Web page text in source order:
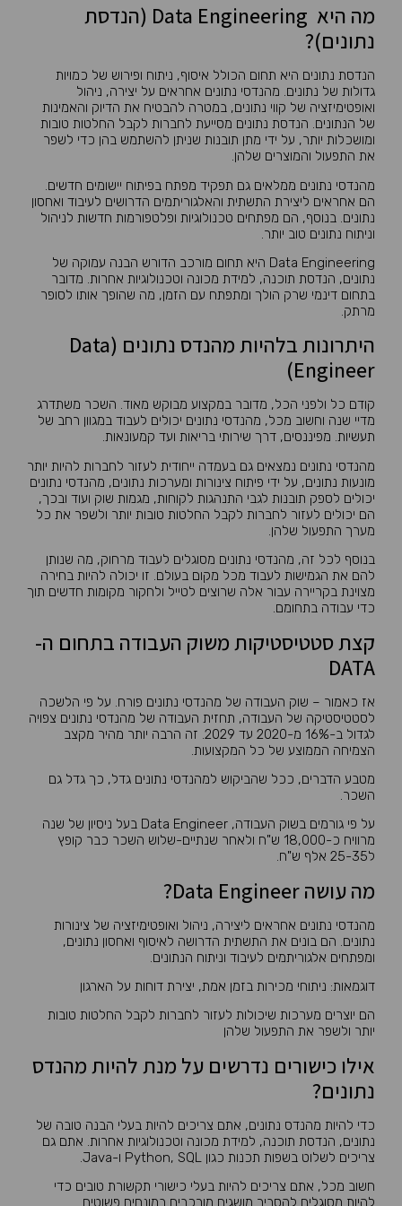
מה היא Data Engineering (הנדסת
נתונים)?
הנדסת נתונים היא תחום הכולל איסוף, ניתוח ופירוש של כמויות
גדולות של נתונים. מהנדסי נתונים אחראים על יצירה, ניהול
ואופטימיזציה של קווי נתונים, במטרה להבטיח את הדיוק והאמינות
של הנתונים. הנדסת נתונים מסייעת לחברות לקבל החלטות טובות
ומושכלות יותר, על ידי מתן תובנות שניתן להשתמש בהן כדי לשפר
את התפעול והמוצרים שלהן.
מהנדסי נתונים ממלאים גם תפקיד מפתח בפיתוח יישומים חדשים.
הם אחראים ליצירת התשתית והאלגוריתמים הדרושים לעיבוד ואחסון
נתונים. בנוסף, הם מפתחים טכנולוגיות ופלטפורמות חדשות לניהול
וניתוח נתונים טוב יותר.
Data Engineering היא תחום מורכב הדורש הבנה עמוקה של
נתונים, הנדסת תוכנה, למידת מכונה וטכנולוגיות אחרות. מדובר
בתחום דינמי שרק הולך ומתפתח עם הזמן, מה שהופך אותו לסופר
מרתק.
היתרונות בלהיות מהנדס נתונים (Data
Engineer)
קודם כל ולפני הכל, מדובר במקצוע מבוקש מאוד. השכר משתדרג
מדיי שנה וחשוב מכל, מהנדסי נתונים יכולים לעבוד במגוון רחב של
תעשיות. מפיננסים, דרך שירותי בריאות ועד קמעונאות.
מהנדסי נתונים נמצאים גם בעמדה ייחודית לעזור לחברות להיות יותר
מונעות נתונים, על ידי פיתוח צינורות ומערכות נתונים, מהנדסי נתונים
יכולים לספק תובנות לגבי התנהגות לקוחות, מגמות שוק ועוד ובכך,
הם יכולים לעזור לחברות לקבל החלטות טובות יותר ולשפר את כל
מערך התפעול שלהן.
בנוסף לכל זה, מהנדסי נתונים מסוגלים לעבוד מרחוק, מה שנותן
להם את הגמישות לעבוד מכל מקום בעולם. זו יכולה להיות בחירה
מצוינת בקריירה עבור אלה שרוצים לטייל ולחקור מקומות חדשים תוך
כדי עבודה בתחומם.
קצת סטטיסטיקות משוק העבודה בתחום ה-
DATA
אז כאמור – שוק העבודה של מהנדסי נתונים פורח. על פי הלשכה
לסטטיסטיקה של העבודה, תחזית העבודה של מהנדסי נתונים צפויה
לגדול ב-16% מ-2020 עד 2029. זה הרבה יותר מהיר מקצב
הצמיחה הממוצע של כל המקצועות.
מטבע הדברים, ככל שהביקוש למהנדסי נתונים גדל, כך גדל גם
השכר.
על פי גורמים בשוק העבודה, Data Engineer בעל ניסיון של שנה
מרוויח כ-18,000 ש"ח ולאחר שנתיים-שלוש השכר כבר קופץ
ל25-35 אלף ש"ח.
מה עושה Data Engineer?
מהנדסי נתונים אחראים ליצירה, ניהול ואופטימיזציה של צינורות
נתונים. הם בונים את התשתית הדרושה לאיסוף ואחסון נתונים,
ומפתחים אלגוריתמים לעיבוד וניתוח הנתונים.
דוגמאות: ניתוחי מכירות בזמן אמת, יצירת דוחות על הארגון
הם יוצרים מערכות שיכולות לעזור לחברות לקבל החלטות טובות
יותר ולשפר את התפעול שלהן
אילו כישורים נדרשים על מנת להיות מהנדס
נתונים?
כדי להיות מהנדס נתונים, אתם צריכים להיות בעלי הבנה טובה של
נתונים, הנדסת תוכנה, למידת מכונה וטכנולוגיות אחרות. אתם גם
צריכים לשלוט בשפות תכנות כגון Python, SQL ו-Java.
חשוב מכל, אתם צריכים להיות בעלי כישורי תקשורת טובים כדי
להיות מסוגלים להסביר מושגים מורכבים במונחים פשוטים.